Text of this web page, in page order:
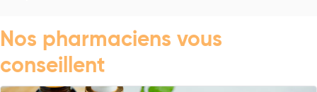
Nos pharmaciens vous
conseillent